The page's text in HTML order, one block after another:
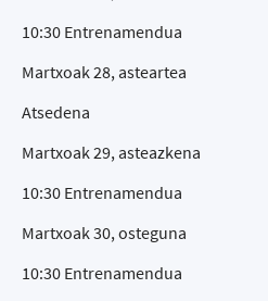
10:30 Entrenamendua
Martxoak 28, asteartea
Atsedena
Martxoak 29, asteazkena
10:30 Entrenamendua
Martxoak 30, osteguna
10:30 Entrenamendua